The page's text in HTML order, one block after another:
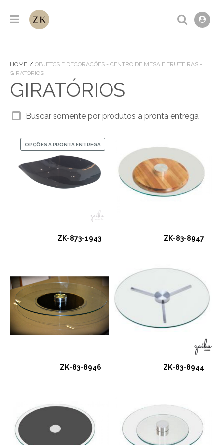
HOME
OBJETOS E DECORAÇÕES - CENTRO DE MESA E FRUTEIRAS -
GIRATÓRIOS
GIRATÓRIOS
Buscar somente por produtos a pronta entrega
OPÇÕES A PRONTA ENTREGA
ZK-873-1943 ZK-83-8947
ZK-83-8946 ZK-83-8944